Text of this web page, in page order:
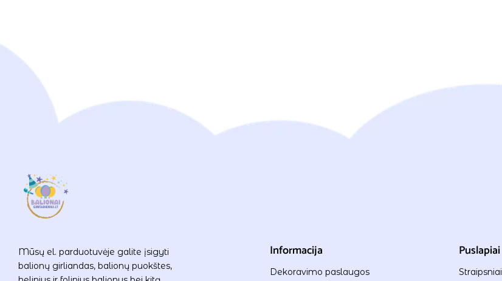
Mūsų el. parduotuvėje galite įsigyti
balionų girliandas, balionų puokštes,
Informacija
Dekoravimo paslaugos
Puslapiai
Straipsniai